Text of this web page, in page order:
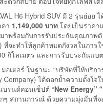
H6 Hybrid SUV มี 2 รุ่นย่อย
คา 1,149,000 บาท โดยเป็นราคา
าพร้อมกับการรับประกันคุณภาพตั
ที่จะทำให้ลูกค้าหมดกังวลในการ
กิโลเมตร และการรับประกันแ
มอเตอร์ ในฐานะ “บริษัทที่ให้บริก
Company) ได้ตอกย้ำความตั้ง
บรนด์คอนเซ็ปต์ “New Energy”
ๆ สถานการณ์ ด้วยความมุ่งมั่นที่